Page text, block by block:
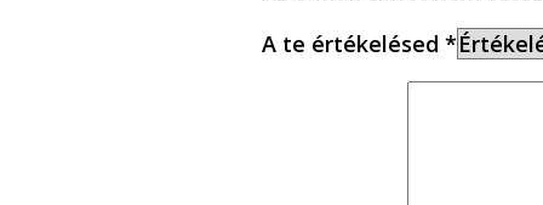
A te értékelésed *